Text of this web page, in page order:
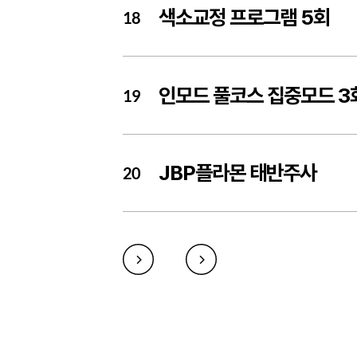
18 색소교정 프로그램 5회
19 인모드 풀코스 집중모드 3
20 JBP플라몬 태반주사